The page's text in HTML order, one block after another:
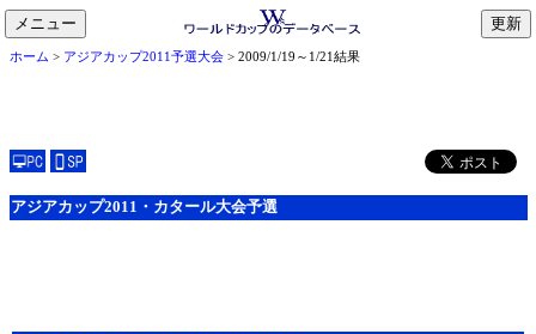
メニュー
toggle
navigation
ホーム > アジアカップ2011予選大会 > 2009/1/19～1/21結果
アジアカップ2011・カタール大会予選